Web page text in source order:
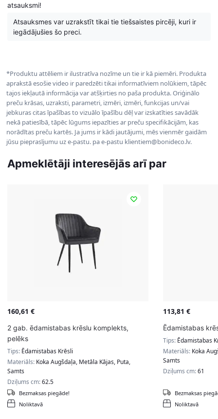
atsauksmi!
Atsauksmes var uzrakstīt tikai tie tiešsaistes pircēji, kuri ir
iegādājušies šo preci.
*Produktu attēliem ir ilustratīva nozīme un tie ir kā piemēri. Produkta
aprakstā esošie video ir paredzēti tikai informatīviem nolūkiem, tāpēc
tajos iekļautā informācija var atšķirties no paša produkta. Oriģinālo
preču krāsas, uzraksti, parametri, izmēri, izmēri, funkcijas un/vai
jebkuras citas īpašības to vizuālo īpašību dēļ var izskatīties savādāk
nekā patiesībā, tāpēc lūgums iepazīties ar preču specifikācijām, kas
norādītas preču kartēs. Ja jums ir kādi jautājumi, mēs vienmēr gaidām
jūsu pieprasījumu uz e-pastu. pa e-pastu klientiem@bonideco.lv.
Apmeklētāji interesējās arī par
160,61 €
2 gab. ēdamistabas krēslu komplekts,
pelēks
Tips: Ēdamistabas Krēsli
Materiāls: Koka Augšdaļa, Metāla Kājas, Puta,
Samts
Dziļums cm:62.5
Noliktavā
Bezmaksas piegāde!
113,81 €
Ēdamistabas
Tips: Ēdamistabas
Materiāls: Koka
Samts
Dziļums cm:61
Noliktavā
Bezmaksas